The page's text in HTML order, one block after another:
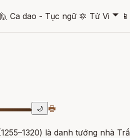
🙋 Ca dao - Tục ngữ 🔯 Tử Vi 🞃 📱
🌙 🖶
là danh tướng nhà